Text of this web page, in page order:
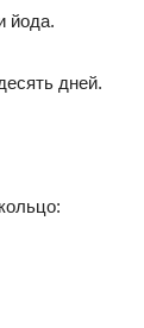
йода.
дней.